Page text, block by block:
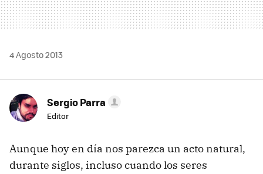
4 Agosto 2013
Sergio Parra
Editor
Aunque hoy en día nos parezca un acto natural,
durante siglos, incluso cuando los seres